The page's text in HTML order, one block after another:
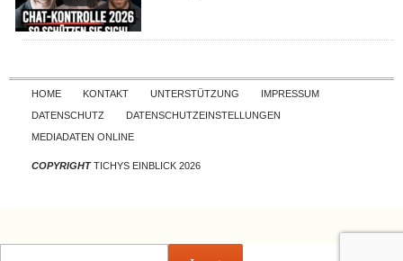
Skip to content
HOME KONTAKT UNTERSTÜTZUNG
IMPRESSUM
DATENSCHUTZ
DATENSCHUTZEINSTELLUNGEN
MEDIADATEN ONLINE
COPYRIGHTTICHYS EINBLICK 2026